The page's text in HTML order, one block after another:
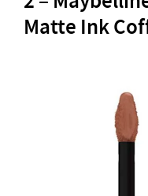
Matte Ink